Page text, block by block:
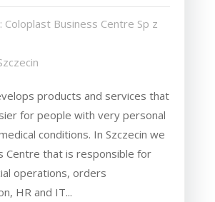
Coloplast Business Centre Sp z
products and services that
for people with very personal
conditions. In Szczecin we
Centre that is responsible for
operations, orders
HR and IT...